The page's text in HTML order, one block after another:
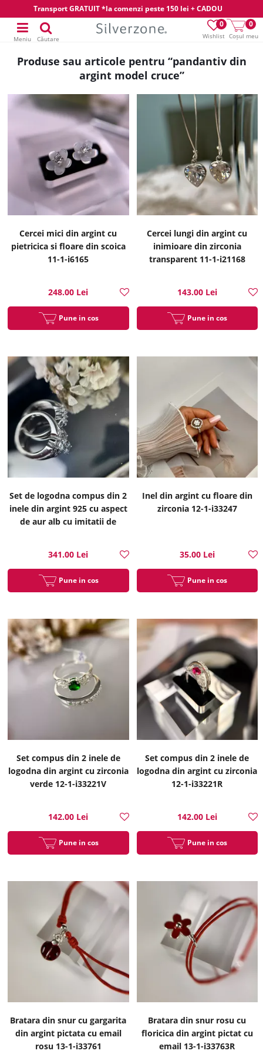
Transport GRATUIT *la comenzi peste 150 lei + CADOU
Wishlist
0
Coșul meu
0
Meniu Căutare
Produse sau articole pentru “pandantiv din
argint model cruce”
Cercei mici din argint cu
pietricica si floare din scoica
11-1-i6165
248.00 Lei
Pune in cos
Cercei lungi din argint cu
inimioare din zirconia
transparent 11-1-i21168
143.00 Lei
Pune in cos
Set de logodna compus din 2
inele din argint 925 cu aspect
de aur alb cu imitatii de
341.00 Lei
Pune in cos
Inel din argint cu floare din
zirconia 12-1-i33247
35.00 Lei
Pune in cos
Set compus din 2 inele de
logodna din argint cu zirconia
verde 12-1-i33221V
142.00 Lei
Pune in cos
Set compus din 2 inele de
logodna din argint cu zirconia
12-1-i33221R
142.00 Lei
Pune in cos
Bratara din snur cu gargarita
din argint pictata cu email
rosu 13-1-i33761
Bratara din snur rosu cu
floricica din argint pictat cu
email 13-1-i33763R